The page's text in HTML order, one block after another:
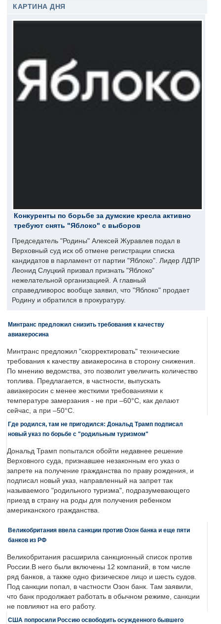
КАРТИНА ДНЯ
Конкуренты по борьбе за думские кресла активно
требуют снять "Яблоко" с выборов
Председатель "Родины" Алексей Журавлев подал в
Верховный суд иск об отмене регистрации списка
кандидатов в парламент от партии "Яблоко". Лидер ЛДПР
Леонид Слуцкий призвал признать "Яблоко"
нежелательной организацией. А главный
справедливорос вообще заявил, что "Яблоко" продает
Родину и обратился в прокуратуру.
Минтранс предложил снизить требования к качеству
авиакеросина
Минтранс предложил "скорректировать" технические
требования к качеству авиакеросина в сторону снижения.
По мнению ведомства, это позволит увеличить количество
топлива. Предлагается, в частности, выпускать
авиакеросин с менее жесткими требованиями к
температуре замерзания - не при –60°C, как делают
сейчас, а при –50°C.
Где родился, там не пригодился: Дональд Трамп подписал
новый указ по борьбе с "родильным туризмом"
Дональд Трамп попытался обойти недавнее решение
Верховного суда, признавшее незаконным его указ о
запрете на получение гражданства по праву рождения, и
подписал новый указ, направленный на запрет так
называемого "родильного туризма", подразумевающего
приезд в страну на роды для получения ребенком
американского гражданства.
Великобритания ввела санкции против Озон банка и еще пяти
банков из РФ
Великобритания расширила санкционный список против
России.В него были включены 12 компаний, в том числе
ряд банков, а также одно физическое лицо и шесть судов.
Под санкции попал, в частности Озон банк. Там заявили,
что банк продолжает работать в обычном режиме, санкции
не повлияют на его работу.
США попросили Россию освободить осужденного бывшего